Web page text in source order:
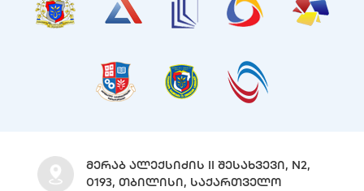
ᲛᲔᲠᲐᲑ ᲐᲚᲔᲥᲡᲘᲫᲘᲡ II ᲨᲔᲡᲐᲮᲕᲔᲕᲘ, N2,
0193, ᲗᲑᲘᲚᲘᲡᲘ, ᲡᲐᲥᲐᲠᲗᲕᲔᲚᲝ